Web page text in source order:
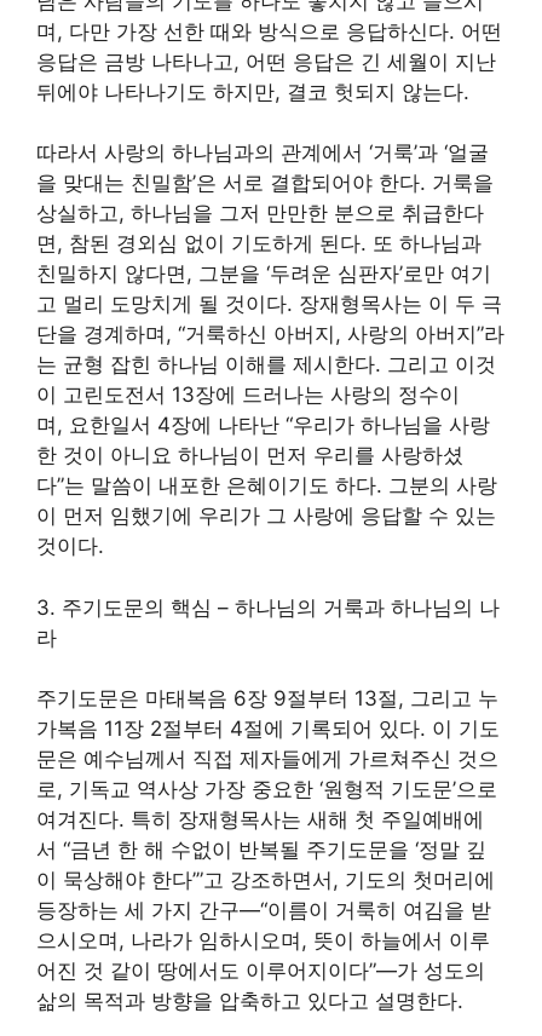
며, 다만 가장 선한 때와 방식으로 응답하신다. 어떤
응답은 금방 나타나고, 어떤 응답은 긴 세월이 지난
뒤에야 나타나기도 하지만, 결코 헛되지 않는다.
따라서 사랑의 하나님과의 관계에서 ‘거룩’과 ‘얼굴
을 맞대는 친밀함’은 서로 결합되어야 한다. 거룩을
상실하고, 하나님을 그저 만만한 분으로 취급한다
면, 참된 경외심 없이 기도하게 된다. 또 하나님과
친밀하지 않다면, 그분을 ‘두려운 심판자’로만 여기
고 멀리 도망치게 될 것이다. 장재형목사는 이 두 극
단을 경계하며, “거룩하신 아버지, 사랑의 아버지”라
는 균형 잡힌 하나님 이해를 제시한다. 그리고 이것
이 고린도전서 13장에 드러나는 사랑의 정수이
며, 요한일서 4장에 나타난 “우리가 하나님을 사랑
한 것이 아니요 하나님이 먼저 우리를 사랑하셨
다”는 말씀이 내포한 은혜이기도 하다. 그분의 사랑
이 먼저 임했기에 우리가 그 사랑에 응답할 수 있는
것이다.
3. 주기도문의 핵심 – 하나님의 거룩과 하나님의 나
라
주기도문은 마태복음 6장 9절부터 13절, 그리고 누
가복음 11장 2절부터 4절에 기록되어 있다. 이 기도
문은 예수님께서 직접 제자들에게 가르쳐주신 것으
로, 기독교 역사상 가장 중요한 ‘원형적 기도문’으로
여겨진다. 특히 장재형목사는 새해 첫 주일예배에
서 “금년 한 해 수없이 반복될 주기도문을 ‘정말 깊
이 묵상해야 한다’”고 강조하면서, 기도의 첫머리에
등장하는 세 가지 간구—“이름이 거룩히 여김을 받
으시오며, 나라가 임하시오며, 뜻이 하늘에서 이루
어진 것 같이 땅에서도 이루어지이다”—가 성도의
삶의 목적과 방향을 압축하고 있다고 설명한다.